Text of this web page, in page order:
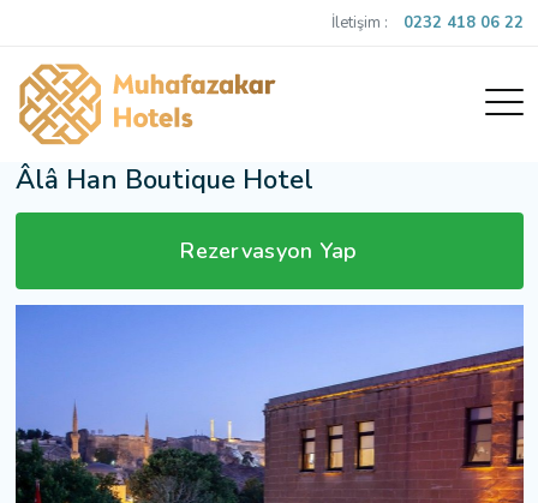
İletişim : 0232 418 06 22
Âlâ Han Boutique Hotel
Rezervasyon Yap